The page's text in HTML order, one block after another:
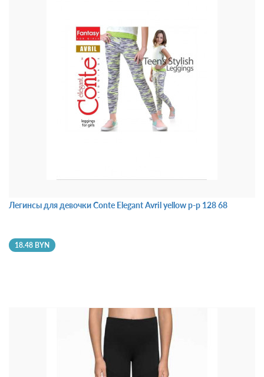
Легинсы для девочки Conte Elegant Avril yellow р-р 128 68
18.48 BYN